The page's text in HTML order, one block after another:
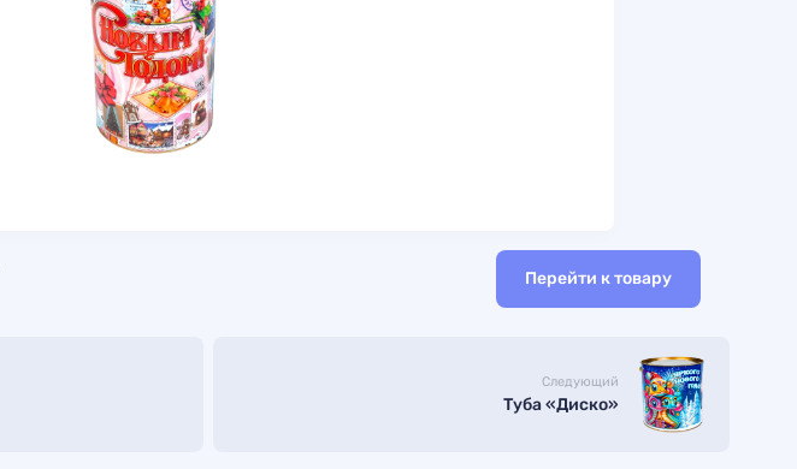
Перейти к товару
Следующий
Туба «Диско»